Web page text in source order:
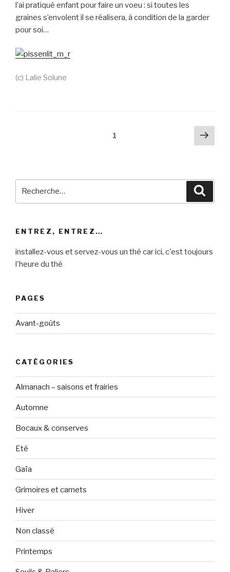
l’ai pratiqué enfant pour faire un voeu : si toutes les
graines s’envolent il se réalisera, à condition de la garder
pour soi…
(c) Lalie Solune
1
ENTREZ, ENTREZ…
installez-vous et servez-vous un thé car ici, c'est toujours
l'heure du thé
PAGES
Avant-goûts
CATÉGORIES
Almanach – saisons et frairies
Automne
Bocaux & conserves
Eté
Gaïa
Grimoires et carnets
Hiver
Non classé
Printemps